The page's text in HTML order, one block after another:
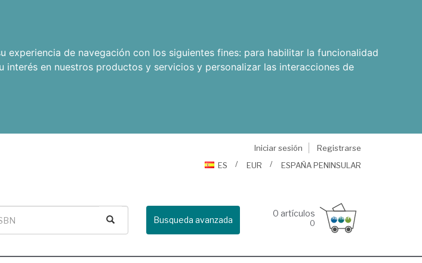
de navegación con los siguientes fines: para habilitar la funcionalidad
interés en nuestros productos y servicios y personalizar las interacciones de
Iniciar sesión
Registrarse
ES
EUR ESPAÑA PENINSULAR
Busqueda avanzada
0 artículos
0